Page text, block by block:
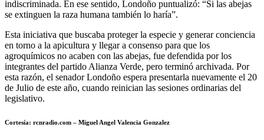
indiscriminada. En ese sentido, Londoño puntualizó: “Si las abejas
se extinguen la raza humana también lo haría”.
Esta iniciativa que buscaba proteger la especie y generar conciencia
en torno a la apicultura y llegar a consenso para que los
agroquímicos no acaben con las abejas, fue defendida por los
integrantes del partido Alianza Verde, pero terminó archivada. Por
esta razón, el senador Londoño espera presentarla nuevamente el 20
de Julio de este año, cuando reinician las sesiones ordinarias del
legislativo.
Cortesía: rcnradio.com – Miguel Angel Valencia Gonzalez